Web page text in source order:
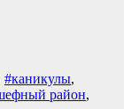
#каникулы,
район,